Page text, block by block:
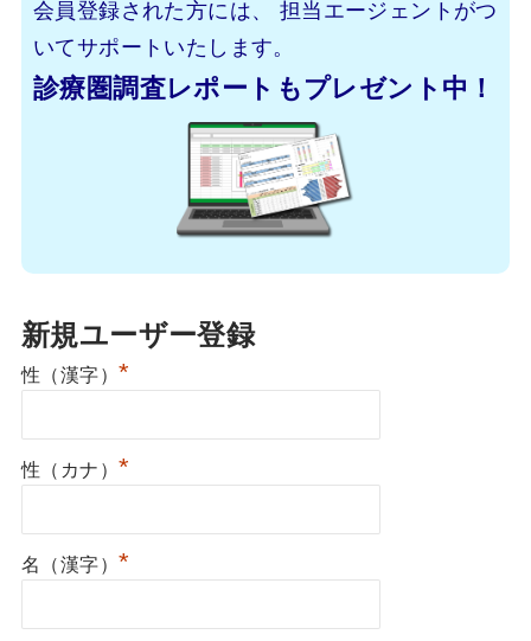
会員登録された方には、
担当エージェントがつ
いてサポートいたします。
診療圏調査レポートもプレゼント中！
新規ユーザー登録
性（漢字） *
性（カナ） *
名（漢字） *